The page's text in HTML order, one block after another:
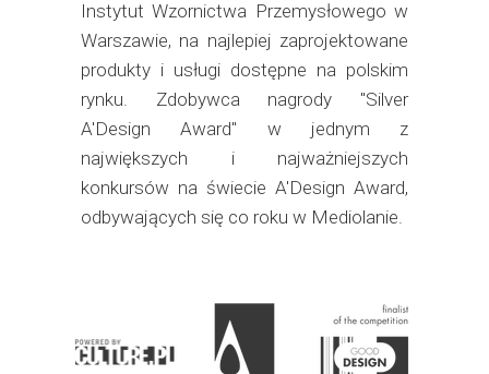
Instytut Wzornictwa Przemysłowego w
Warszawie, na najlepiej zaprojektowane
produkty i usługi dostępne na polskim
rynku. Zdobywca nagrody "Silver
A'Design Award" w jednym z
największych i najważniejszych
konkursów na świecie A'Design Award,
odbywających się co roku w Mediolanie.